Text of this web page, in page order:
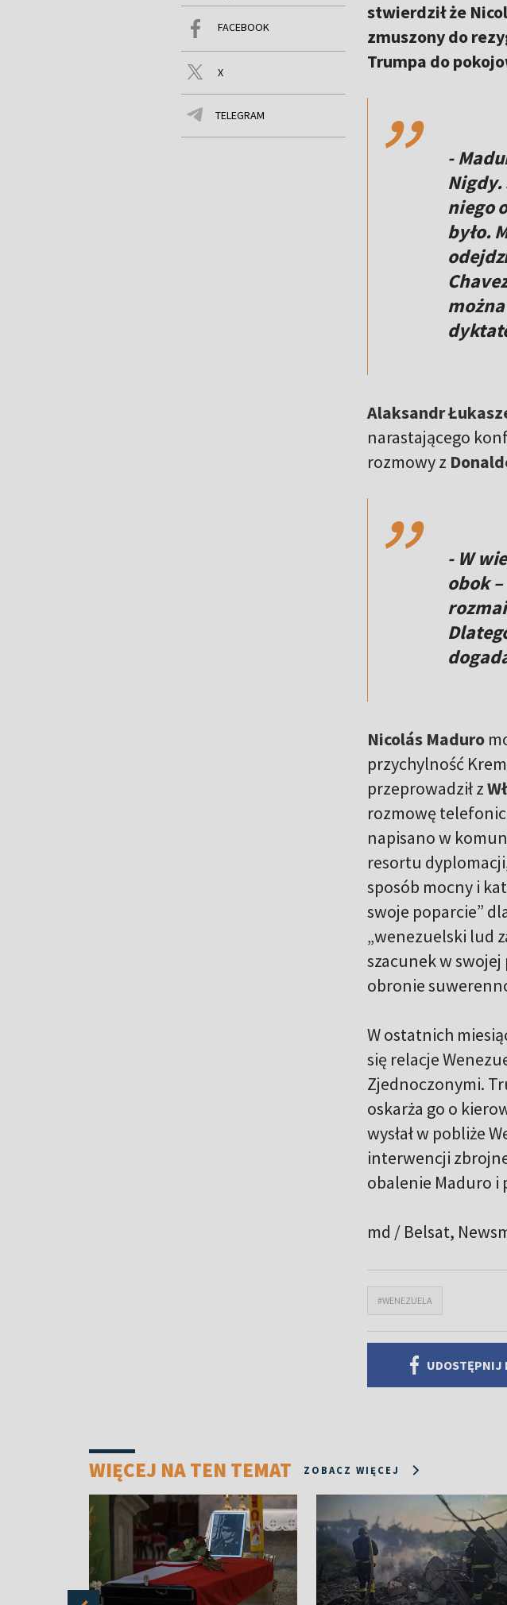
FACEBOOK
X
TELEGRAM
stwierdził że
zmuszony do
Trumpa do
,,
-
niego
było.
Alaksandr
narastającego
rozmowy z
,,
- W
obok
Nicolás Maduro
przychylność
przeprowadził z
rozmowę
napisano w
resortu
sposób mocny i
swoje poparcie”
„wenezuelski lud
szacunek w
obronie
W ostatnich
się relacje
Zjednoczonymi.
oskarża go o
wysłał w pobliże
interwencji
obalenie Maduro i
md / Belsat,
#WENEZUELA
UDOSTĘPNIJ
WIĘCEJ NA TEN TEMAT ZOBACZ WIĘCEJ